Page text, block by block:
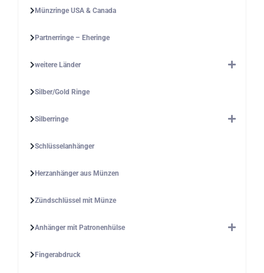
Münzringe USA & Canada
Partnerringe – Eheringe
weitere Länder
Silber/Gold Ringe
Silberringe
Schlüsselanhänger
Herzanhänger aus Münzen
Zündschlüssel mit Münze
Anhänger mit Patronenhülse
Fingerabdruck